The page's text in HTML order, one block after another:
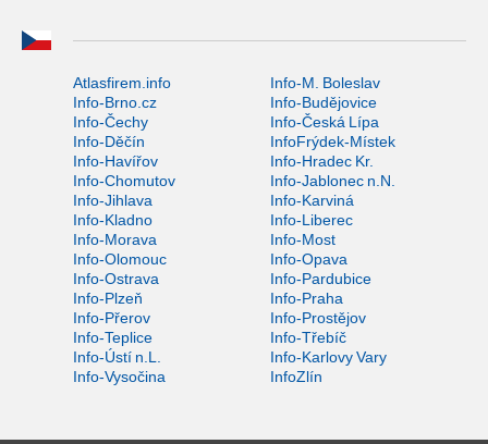
Atlasfirem.info
Info-M. Boleslav
Info-Brno.cz
Info-Budějovice
Info-Čechy
Info-Česká Lípa
Info-Děčín
InfoFrýdek-Místek
Info-Havířov
Info-Hradec Kr.
Info-Chomutov
Info-Jablonec n.N.
Info-Jihlava
Info-Karviná
Info-Kladno
Info-Liberec
Info-Morava
Info-Most
Info-Olomouc
Info-Opava
Info-Ostrava
Info-Pardubice
Info-Plzeň
Info-Praha
Info-Přerov
Info-Prostějov
Info-Teplice
Info-Třebíč
Info-Ústí n.L.
Info-Karlovy Vary
Info-Vysočina
InfoZlín